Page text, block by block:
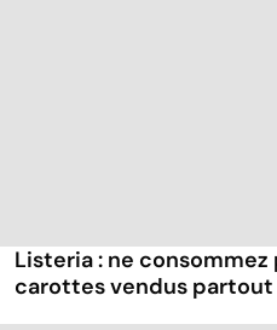
Listeria : ne
carottes vendus partout